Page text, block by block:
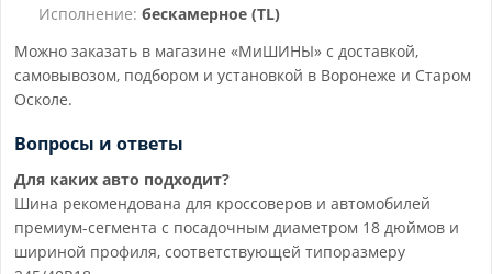
Исполнение: бескамерное (TL)
Можно заказать в магазине «МиШИНЫ» с доставкой,
самовывозом, подбором и установкой в Воронеже и Старом
Осколе.
Вопросы и ответы
Для каких авто подходит?
Шина рекомендована для кроссоверов и автомобилей
премиум-сегмента с посадочным диаметром 18 дюймов и
шириной профиля, соответствующей типоразмеру